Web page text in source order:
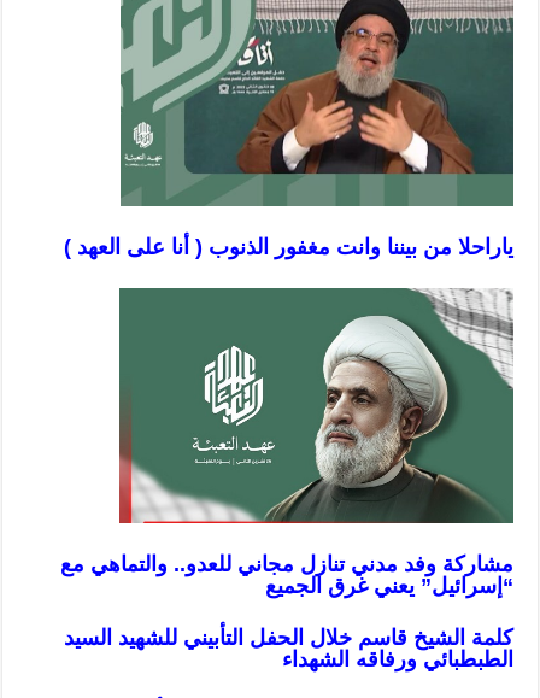
ياراحلا من بيننا وانت مغفور الذنوب ( أنا على العهد )
مشاركة وفد مدني تنازل مجاني للعدو.. والتماهي مع
“إسرائيل” يعني غرق الجميع
كلمة الشيخ قاسم خلال الحفل التأبيني للشهيد السيد
الطبطبائي ورفاقه الشهداء